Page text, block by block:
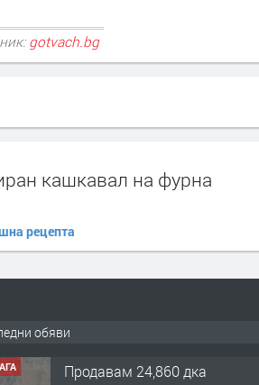
gotvach.bg
кашкавал на фурна
рецепта
обяви
Продавам 24,860 дка